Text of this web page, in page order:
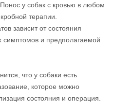
у собак с кровью в любом
терапии.
зависит от состояния
симптомов и предполагаемой
что у собаки есть
которое можно
состояния и операция.